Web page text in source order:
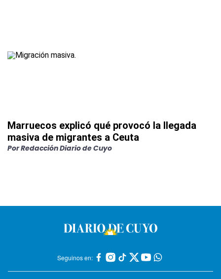
Marruecos explicó qué provocó la llegada
masiva de migrantes a Ceuta
PorRedacción Diario de Cuyo
Seguinos en: